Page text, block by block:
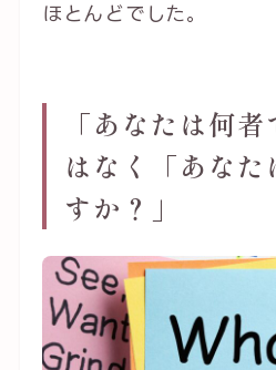
ほとんどでした。
「あなたは何
はなく「あなた
すか？」